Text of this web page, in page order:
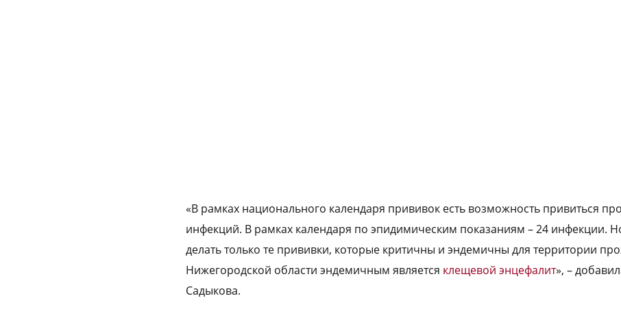
«В рамках национального календаря прививок есть возможность привиться
инфекций. В рамках календаря по эпидимическим показаниям – 24 инфекции.
делать только те прививки, которые критичны и эндемичны для территории
Нижегородской области эндемичным является клещевой энцефалит», –
Садыкова.